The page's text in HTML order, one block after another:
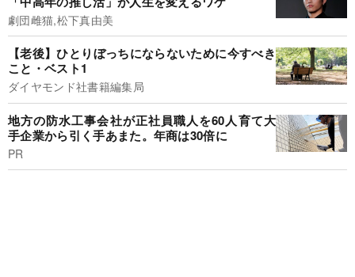
劇団雌猫,松下真由美
【老後】ひとりぼっちにならないために今すべき
こと・ベスト1
ダイヤモンド社書籍編集局
地方の防水工事会社が正社員職人を60人育て大
手企業から引く手あまた。年商は30倍に
PR